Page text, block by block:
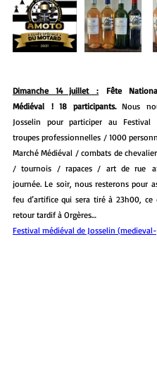
Dimanche 14 juillet : Fête
Médiéval ! 18 participants. Nous
Josselin pour participer au Festival
troupes professionnelles / 1000
Marché Médiéval / combats de
/ tournois / rapaces / art de rue
journée. Le soir, nous resterons pour
feu d’artifice qui sera tiré à 23h00, ce
retour tardif à Orgères…
Festival médiéval de Josselin (